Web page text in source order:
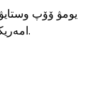
امەريكي س پوكازاتەلەم 30,6 ترلن دوللاروۆ سشا.